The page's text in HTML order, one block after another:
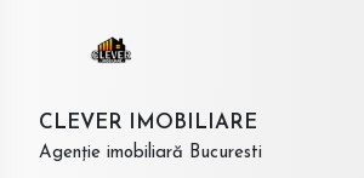
CLEVER IMOBILIARE
Agenție imobiliară Bucuresti